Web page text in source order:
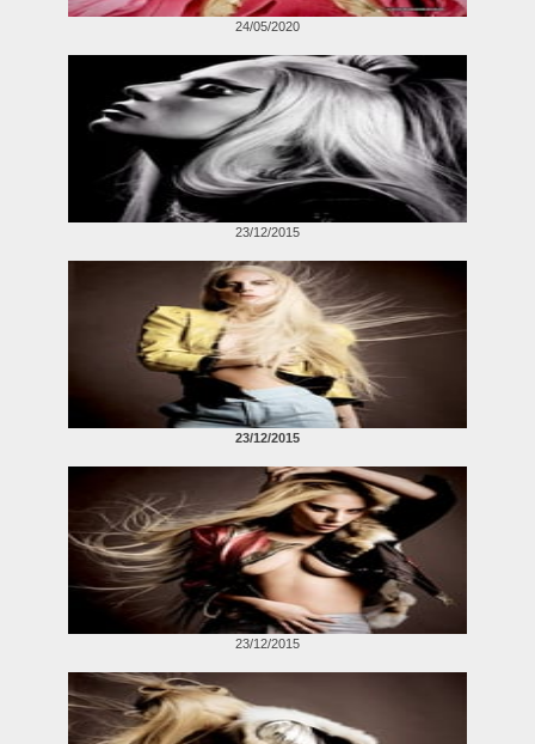
24/05/2020
23/12/2015
23/12/2015
23/12/2015